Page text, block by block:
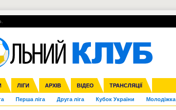
ЛІГИ АРХІВ ВІДЕО ТРАНСЛЯЦІЇ
Перша ліга Друга ліга Кубок України Молодіжка
Європи Міжнародні Ліга націй Ліга конференцій
Італія Німеччина Франція Інші
Росія Кубок конфедерацій ЧЄ-2015 (U-21)
тур ВІЙНА УПЛ-ПЕРЕХОДИ